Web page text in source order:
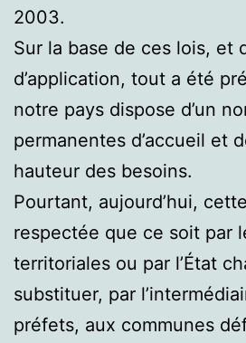
2003.
Sur la base de ces lois, et
d’application, tout a été
notre pays dispose d’un
permanentes d’accueil et
hauteur des besoins.
Pourtant, aujourd’hui,
respectée que ce soit par
territoriales ou par l’État
substituer, par
préfets, aux communes